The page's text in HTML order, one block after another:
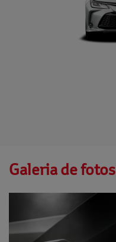
Galeria de fotos